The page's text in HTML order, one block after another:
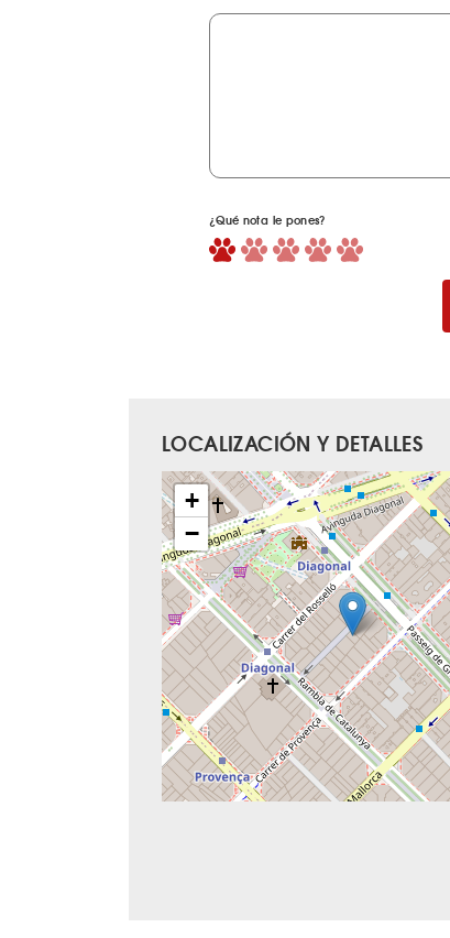
¿Qué nota le pones?
LOCALIZACIÓN Y DETALLES
+
−